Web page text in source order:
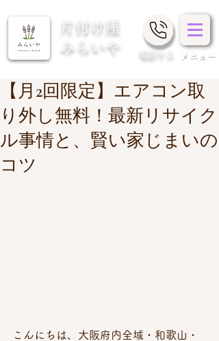
片付け屋
みらいや
​電話する メニュー
【月2回限定】エアコン取
り外し無料！最新リサイク
ル事情と、賢い家じまいの
コツ
こんにちは、大阪府内全域・和歌山・